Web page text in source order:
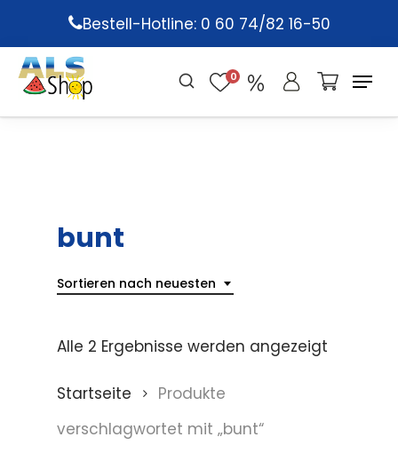
main
content
Bestell-Hotline: 0 60 74/82 16-50
0
bunt
Sortieren nach neuesten
Alle 2 Ergebnisse werden angezeigt
Startseite
Produkte
verschlagwortet mit „bunt“